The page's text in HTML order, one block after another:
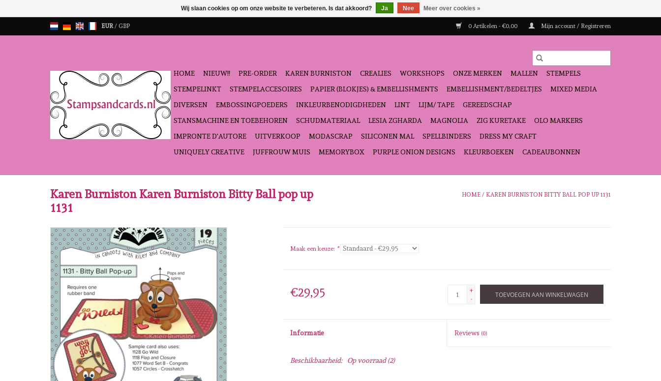
EUR/ GBP 0 Artikelen - €0,00 Mijn account / Registreren
HOME NIEUW!! PRE-ORDER KAREN BURNISTON CREALIES WORKSHOPS ONZE MERKEN MALLEN
STEMPELS
STEMPELINKT
STEMPELACCESOIRES PAPIER (BLOKJES) & EMBELLISHMENTS EMBELLISHMENT/BEDELTJES
MIXED MEDIA
DIVERSEN
EMBOSSINGPOEDERS INKLEURBENODIGDHEDEN LINT LIJM/ TAPE
GEREEDSCHAP
STANSMACHINE EN TOEBEHOREN
SCHUDMATERIAAL LESIA ZGHARDA MAGNOLIA ZIG KURETAKE
OLO MARKERS
IMPRONTE D'AUTORE
UITVERKOOP MODASCRAP SILICONEN MAL SPELLBINDERS
DRESS MY CRAFT
UNIQUELY CREATIVE
JUFFROUW MUIS MEMORYBOX PURPLE ONION DESIGNS KLEURBOEKEN CADEAUBONNEN
Karen Burniston Karen Burniston Bitty Ball pop up
1131
HOME / KAREN BURNISTON BITTY BALL POP UP 1131
Maak een keuze: *
€29,95
+
-
TOEVOEGEN AAN WINKELWAGEN
Informatie Reviews (0)
Beschikbaarheid: Op voorraad(2)
Wij slaan cookies op om onze website te verbeteren. Is dat akkoord? Ja Nee Meer over cookies »